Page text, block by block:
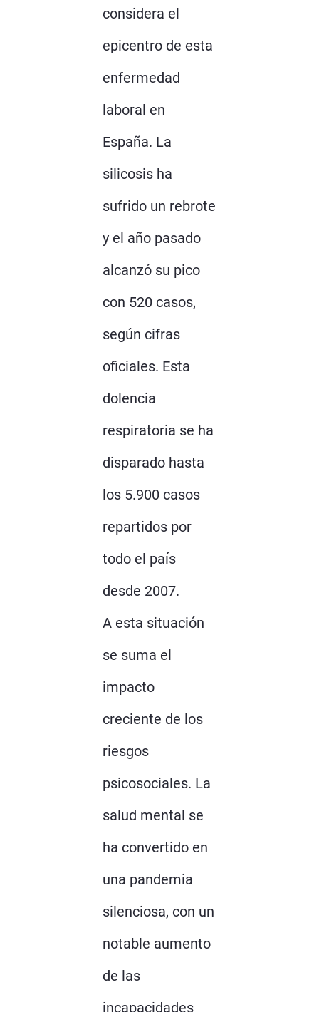
considera el
epicentro de esta
enfermedad
laboral en
España. La
silicosis ha
sufrido un rebrote
y el año pasado
alcanzó su pico
con 520 casos,
según cifras
oficiales. Esta
dolencia
respiratoria se ha
disparado hasta
los 5.900 casos
repartidos por
todo el país
desde 2007.
A esta situación
se suma el
impacto
creciente de los
riesgos
psicosociales. La
salud mental se
ha convertido en
una pandemia
silenciosa, con un
notable aumento
de las
incapacidades